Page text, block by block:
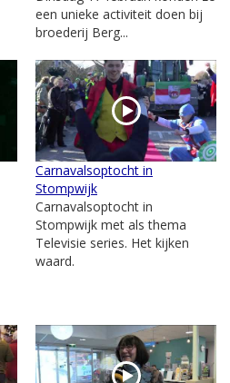
een unieke activiteit doen bij
broederij Berg...
Carnavalsoptocht in
Stompwijk
Carnavalsoptocht in
Stompwijk met als thema
Televisie series. Het kijken
waard.